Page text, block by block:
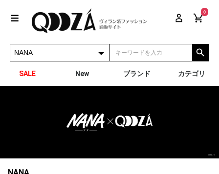
0
SALE New ブランド カテゴリ